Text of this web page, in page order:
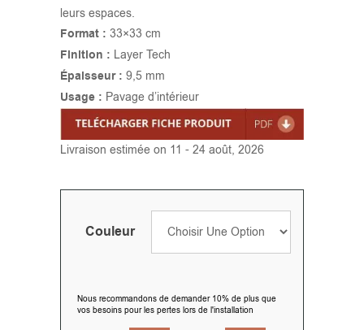
leurs espaces.
Format : 33×33 cm
Finition : Layer Tech
Épaisseur : 9,5 mm
Usage : Pavage d’intérieur
Livraison estimée on 11 - 24 août, 2026
Couleur
Nous recommandons de demander 10% de plus que
vos besoins pour les pertes lors de l'installation